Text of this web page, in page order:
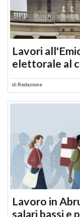
Lavori
elettorale al
di Redazione
Lavoro in
salari bassi e